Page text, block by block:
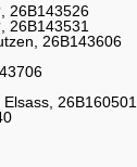
26B143526
26B143531
26B143606
26B160501